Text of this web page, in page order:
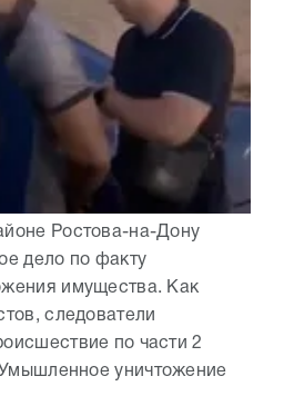
Ростова-на-Дону
дело по факту
имущества. Как
следователи
по части 2
уничтожение